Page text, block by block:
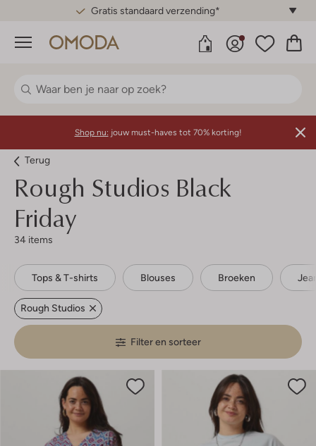
Gratis standaard verzending*
Menu
Shop nu: jouw must-haves tot 70% korting!
Terug
Rough Studios Black
Friday
34 items
Tops & T-shirts Blouses Broeken
Rough Studios
Filter en sorteer